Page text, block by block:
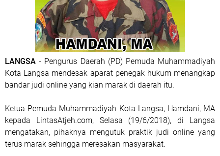
LANGSA - Pengurus Daerah (PD) Pemuda Muhammadiyah
Kota Langsa mendesak aparat penegak hukum menangkap
bandar judi online yang kian marak di daerah itu.
Ketua Pemuda Muhammadiyah Kota Langsa, Hamdani, MA
kepada LintasAtjeh.com, Selasa (19/6/2018), di Langsa
mengatakan, pihaknya mengutuk praktik judi online yang
terus marak sehingga meresakan masyarakat.